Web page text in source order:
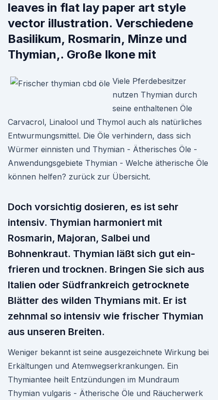
leaves in flat lay paper art style
vector illustration. Verschiedene
Basilikum, Rosmarin, Minze und
Thymian,. Große Ikone mit
Viele Pferdebesitzer
nutzen Thymian durch
seine enthaltenen Öle
Carvacrol, Linalool und Thymol auch als natürliches
Entwurmungsmittel. Die Öle verhindern, dass sich
Würmer einnisten und Thymian - Ätherisches Öle -
Anwendungsgebiete Thymian - Welche ätherische Öle
können helfen? zurück zur Übersicht.
Doch vorsichtig dosieren, es ist sehr
intensiv. Thymian harmoniert mit
Rosmarin, Majoran, Salbei und
Bohnenkraut. Thymian läßt sich gut ein-
frieren und trocknen. Bringen Sie sich aus
Italien oder Südfrankreich getrocknete
Blätter des wilden Thymians mit. Er ist
zehnmal so intensiv wie frischer Thymian
aus unseren Breiten.
Weniger bekannt ist seine ausgezeichnete Wirkung bei
Erkältungen und Atemwegserkrankungen. Ein
Thymiantee heilt Entzündungen im Mundraum
Thymian vulgaris - Ätherische Öle und Räucherwerk